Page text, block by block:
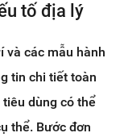
tố địa lý
và các mẫu hành
tin chi tiết toàn
dùng có thể
thể. Bước đơn